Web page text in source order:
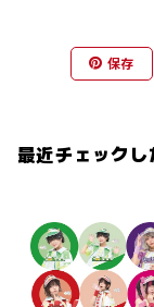
保存
最近チェックし